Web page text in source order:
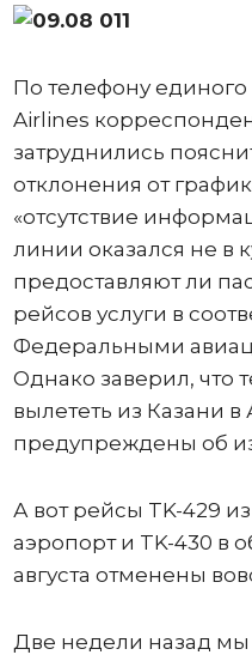
По телефону единого
Airlines
затруднились
отклонения от
«отсутствие
линии оказался не в
предоставляют ли
рейсов услуги в
Федеральными
Однако заверил, что
вылететь из Казани в
предупреждены об
А вот рейсы TK-429
аэропорт и TK-430 в
августа отменены
Две недели назад мы